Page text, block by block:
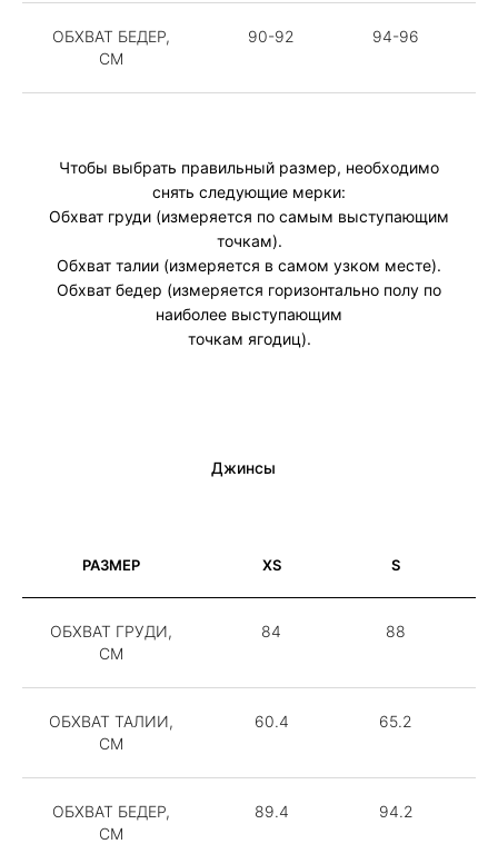
ОБХВАТ БЕДЕР,
СМ
90-92 94-96
Чтобы выбрать правильный размер, необходимо
снять следующие мерки:
Обхват груди (измеряется по самым выступающим
точкам).
Обхват талии (измеряется в самом узком месте).
Обхват бедер (измеряется горизонтально полу по
наиболее выступающим
точкам ягодиц).
Джинсы
РАЗМЕР XS S
ОБХВАТ ГРУДИ,
СМ
84 88
ОБХВАТ ТАЛИИ,
СМ
60.4 65.2
ОБХВАТ БЕДЕР,
СМ
89.4 94.2